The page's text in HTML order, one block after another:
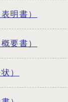
明書）
要書）
）